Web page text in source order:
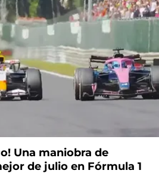
Una maniobra de
de julio en Fórmula 1